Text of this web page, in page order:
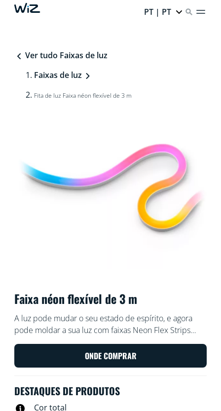
PT | PT
Ver tudo Faixas de luz
Faixas de luz
Fita de luz Faixa néon flexível de 3 m
Faixa néon flexível de 3 m
A luz pode mudar o seu estado de espírito, e agora
pode moldar a sua luz com faixas Neon Flex Strips
dobráveis da WiZ. Com 3 metros de faixa de luz
flexível, temos a certeza de que pode criar formas
inteligentes e elegantes para embelezar qualquer
de cor néon. Controláveis por Wi-Fi, claro, através da
ONDE COMPRAR
DESTAQUES DE PRODUTOS
Cor total